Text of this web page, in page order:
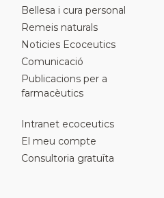
Bellesa i cura personal
Remeis naturals
Noticies Ecoceutics
Comunicació
Publicacions per a
farmacèutics
Intranet ecoceutics
El meu compte
Consultoria gratuïta